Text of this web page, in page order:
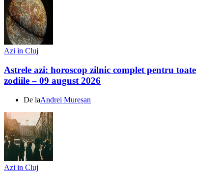
Azi in Cluj
Astrele azi: horoscop zilnic complet pentru toate
zodiile – 09 august 2026
De laAndrei Mureșan
Azi in Cluj